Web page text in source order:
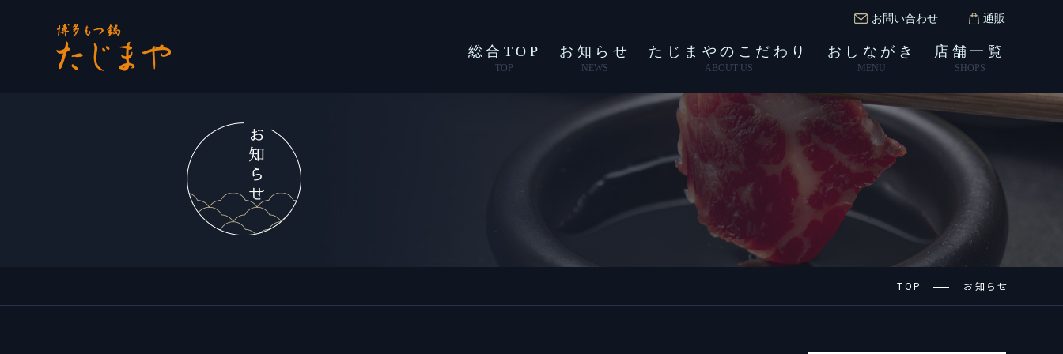
総合TOP
TOP
お知らせ
NEWS
たじまやのこだわり
ABOUT US
おしながき
MENU
店舗一覧
SHOPS
お問い合わせ 通販
TOP お知らせ